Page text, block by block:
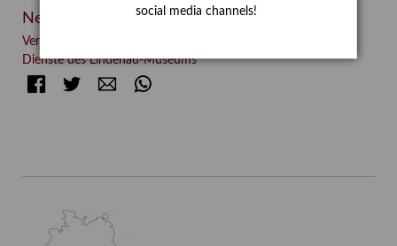
Neueste Beiträge
Verschenkt, verkauft, vergessen? – Kunstdetektivinnen im
Dienste des Lindenau-Museums
FacebookTwitter E-mail
social media channels!